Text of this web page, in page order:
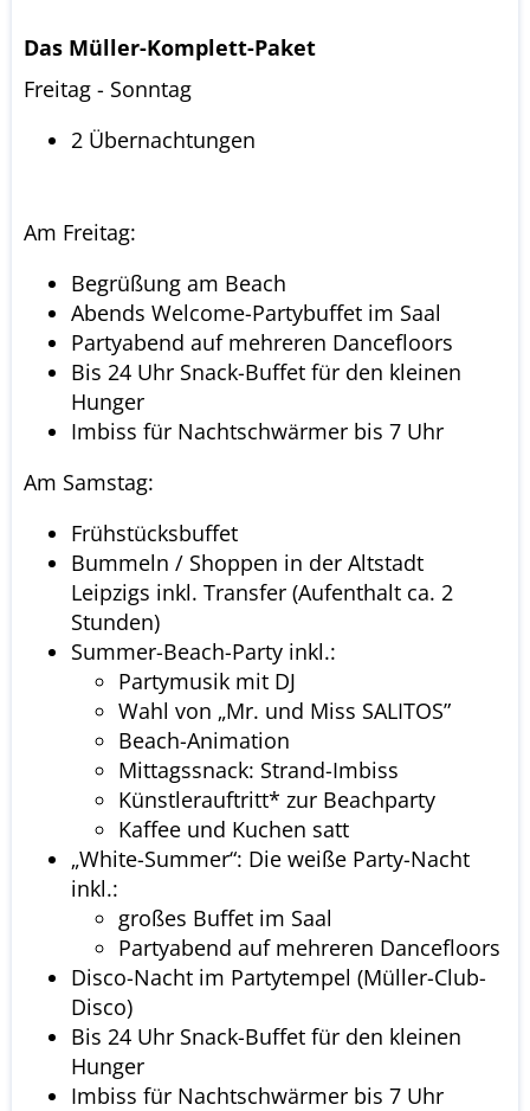
Das Müller-Komplett-Paket
Freitag - Sonntag
2 Übernachtungen
Am Freitag:
Begrüßung am Beach
Abends Welcome-Partybuffet im Saal
Partyabend auf mehreren Dancefloors
Bis 24 Uhr Snack-Buffet für den kleinen
Hunger
Imbiss für Nachtschwärmer bis 7 Uhr
Am Samstag:
Frühstücksbuffet
Bummeln / Shoppen in der Altstadt
Leipzigs inkl. Transfer (Aufenthalt ca. 2
Stunden)
Summer-Beach-Party inkl.:
Partymusik mit DJ
Wahl von „Mr. und Miss SALITOS”
Beach-Animation
Mittagssnack: Strand-Imbiss
Künstlerauftritt* zur Beachparty
Kaffee und Kuchen satt
„White-Summer“: Die weiße Party-Nacht
inkl.:
großes Buffet im Saal
Partyabend auf mehreren Dancefloors
Disco-Nacht im Partytempel (Müller-Club-
Disco)
Bis 24 Uhr Snack-Buffet für den kleinen
Hunger
Imbiss für Nachtschwärmer bis 7 Uhr